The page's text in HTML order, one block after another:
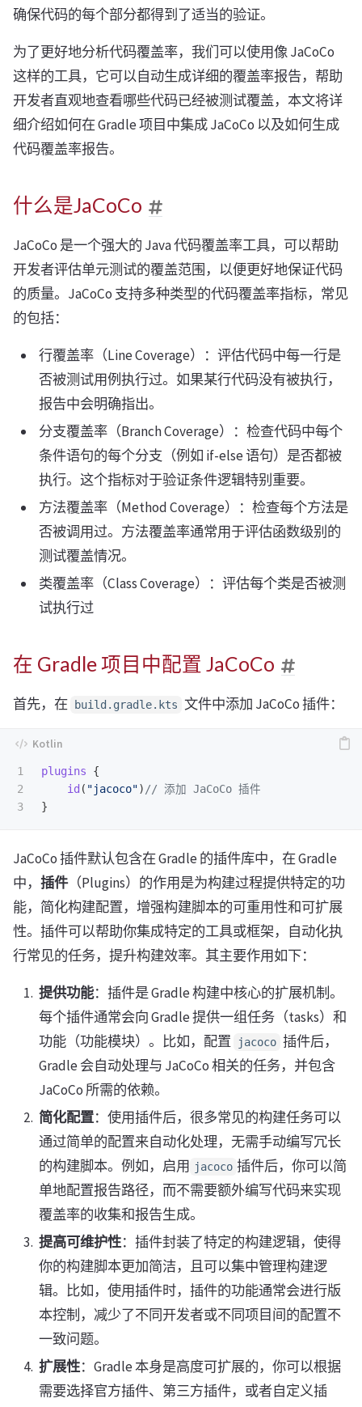
确保代码的每个部分都得到了适当的验证。
为了更好地分析代码覆盖率，我们可以使用像 JaCoCo
这样的工具，它可以自动生成详细的覆盖率报告，帮助
开发者直观地查看哪些代码已经被测试覆盖，本文将详
细介绍如何在 Gradle 项目中集成 JaCoCo 以及如何生成
代码覆盖率报告。
什么是JaCoCo
JaCoCo 是一个强大的 Java 代码覆盖率工具，可以帮助
开发者评估单元测试的覆盖范围，以便更好地保证代码
的质量。JaCoCo 支持多种类型的代码覆盖率指标，常见
的包括：
行覆盖率（Line Coverage）：评估代码中每一行是
否被测试用例执行过。如果某行代码没有被执行，
报告中会明确指出。
分支覆盖率（Branch Coverage）：检查代码中每个
条件语句的每个分支（例如 if-else 语句）是否都被
执行。这个指标对于验证条件逻辑特别重要。
方法覆盖率（Method Coverage）：检查每个方法是
否被调用过。方法覆盖率通常用于评估函数级别的
测试覆盖情况。
类覆盖率（Class Coverage）：评估每个类是否被测
试执行过
在 Gradle 项目中配置 JaCoCo
首先，在 build.gradle.kts 文件中添加 JaCoCo 插件：
1
2
plugins
{
id ( "jacoco") // 添加 JaCoCo 插件
}
JaCoCo 插件默认包含在 Gradle 的插件库中，在 Gradle
中， 插件（Plugins）的作用是为构建过程提供特定的功
能，简化构建配置，增强构建脚本的可重用性和可扩展
性。插件可以帮助你集成特定的工具或框架，自动化执
行常见的任务，提升构建效率。其主要作用如下：
提供功能：插件是 Gradle 构建中核心的扩展机制。
每个插件通常会向 Gradle 提供一组任务（tasks）和
功能（功能模块）。比如，配置
jacoco 插件后，
Gradle 会自动处理与 JaCoCo 相关的任务，并包含
JaCoCo 所需的依赖。
简化配置：使用插件后，很多常见的构建任务可以
通过简单的配置来自动化处理，无需手动编写冗长
的构建脚本。例如，启用 jacoco 插件后，你可以简
单地配置报告路径，而不需要额外编写代码来实现
覆盖率的收集和报告生成。
提高可维护性：插件封装了特定的构建逻辑，使得
你的构建脚本更加简洁，且可以集中管理构建逻
辑。比如，使用插件时，插件的功能通常会进行版
本控制，减少了不同开发者或不同项目间的配置不
一致问题。
扩展性：Gradle 本身是高度可扩展的，你可以根据
需要选择官方插件、第三方插件，或者自定义插